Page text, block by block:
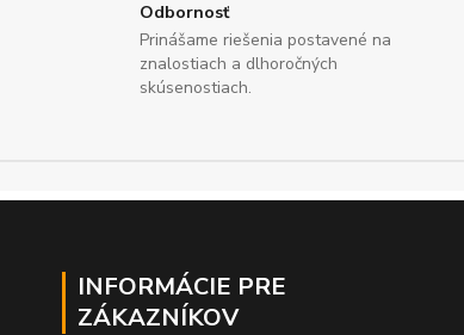
Odbornosť
Prinášame riešenia postavené na
znalostiach a dlhoročných
skúsenostiach.
INFORMÁCIE PRE
ZÁKAZNÍKOV